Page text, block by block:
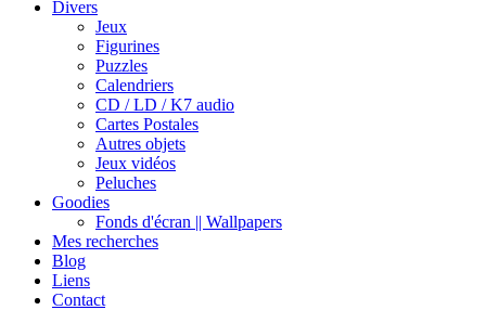
Divers
Jeux
Figurines
Puzzles
Calendriers
CD / LD / K7 audio
Cartes Postales
Autres objets
Jeux vidéos
Peluches
Goodies
Fonds d'écran || Wallpapers
Mes recherches
Blog
Liens
Contact